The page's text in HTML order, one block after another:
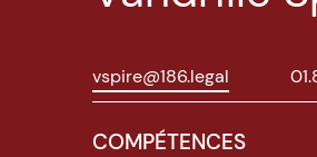
vspire@186.legal
COMPÉTENCES